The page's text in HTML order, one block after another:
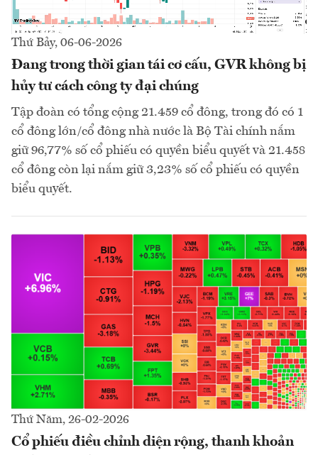
Thứ Bảy, 06-06-2026
Đang trong thời gian tái cơ cấu, GVR không bị
hủy tư cách công ty đại chúng
Tập đoàn có tổng cộng 21.459 cổ đông, trong đó có 1
cổ đông lớn/cổ đông nhà nước là Bộ Tài chính nắm
giữ 96,77% số cổ phiếu có quyền biểu quyết và 21.458
cổ đông còn lại nắm giữ 3,23% số cổ phiếu có quyền
biểu quyết.
Thứ Năm, 26-02-2026
Cổ phiếu điều chỉnh diện rộng, thanh khoản